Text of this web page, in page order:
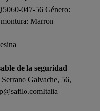
047-56 Género:
Marron
de la seguridad
Galvache, 56,